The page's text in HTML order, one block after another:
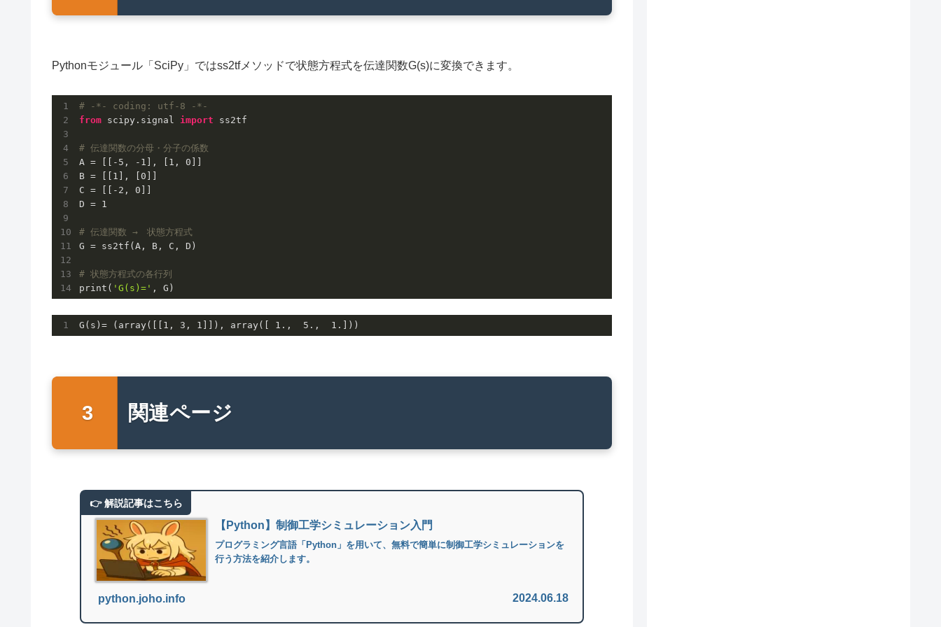
Pythonモジュール「SciPy」ではss2tfメソッドで状態方程式を伝達関数G(s)に変換できます。
# -*- coding: utf-8 -*-
from scipy.signal import ss2tf
# 伝達関数の分母・分子の係数
A = [[ -5 , -1 ], [ 1 , 0 ]]
B = [[ 1 ], [0 ]]
C = [[ -2 , 0 ]]
D = 1
# 伝達関数 →　状態方程式
G = ss2tf(A, B, C, D)
# 状態方程式の各行列
print( 'G(s)=' , G)
G(s)= (array([[ 1 , 3 , 1 ]]), array([ 1. , 5. , 1. ]))
関連ページ
【Python】制御工学シミュレーション入門
プログラミング言語「Python」を用いて、無料で簡単に制御工学シミュレーションを
行う方法を紹介します。
python.joho.info 2024.06.18